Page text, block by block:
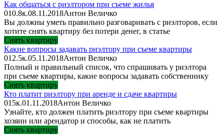
Как общаться с риэлтором при съеме жилья
010.8к.08.11.2018Антон Величко
Вы должны уметь правильно разговаривать с риэлторов, если
хотите снять квартиру без потери денег, в статье
Снять квартиру
Какие вопросы задавать риэлтору при съеме квартиры
012.5к.05.11.2018Антон Величко
Полный и правильный список, что спрашивать у риэлтора
при съеме квартиры, какие вопросы задавать собственнику
Снять квартиру
Кто платит риэлтору при аренде и сдаче квартиры
015к.01.11.2018Антон Величко
Узнайте, кто должен платить риэлтору при съеме квартиры
хозяин или арендатор и способы, как не платить
Снять квартиру